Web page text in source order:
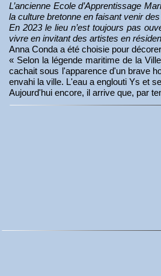
L’ancienne Ecole d’Apprentissage
la culture bretonne en faisant venir
En 2023 le lieu n’est toujours pas
vivre en invitant des artistes en
Anna Conda a été choisie pour
« Selon la légende maritime de la
cachait sous l'apparence d'un brave
envahi la ville. L'eau a englouti Ys et
Aujourd'hui encore, il arrive que, par